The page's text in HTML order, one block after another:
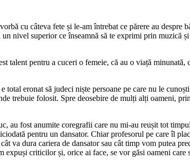
cu câteva fete și le-am întrebat ce părere au despre
nivel superior ce înseamnă să te exprimi prin muzică și
pentru a cuceri o femeie, că au o viață
eronat să judeci niște persoane pe care nu le
trebuie folosit. Spre deosebire de mulți alți oameni,
fost anumite coregrafii care nu mi-au reușit tot
pentru un dansator. Chiar profesorul pe care îl
dura cariera de dansator sau cât timp vom putea
criticilor și, orice ai face, se vor găsi oameni